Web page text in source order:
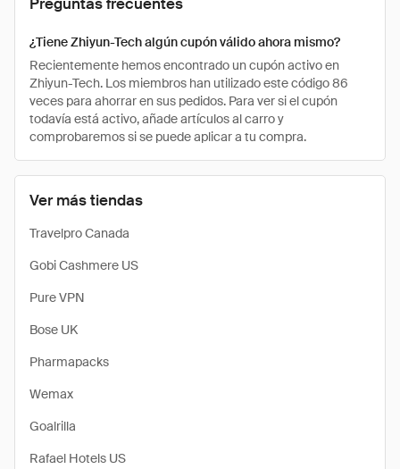
Ver más tiendas
Travelpro Canada
Gobi Cashmere US
Pure VPN
Bose UK
Pharmapacks
Wemax
Goalrilla
Rafael Hotels US
¿Tiene Zhiyun-Tech algún cupón válido ahora mismo?
Recientemente hemos encontrado un cupón activo en
Zhiyun-Tech. Los miembros han utilizado este código 86
veces para ahorrar en sus pedidos. Para ver si el cupón
todavía está activo, añade artículos al carro y
comprobaremos si se puede aplicar a tu compra.